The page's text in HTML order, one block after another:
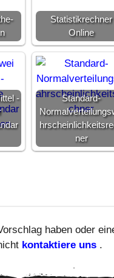
Statistikrechner
Online
-
Standard-
ner
haben oder
kontaktiere uns .